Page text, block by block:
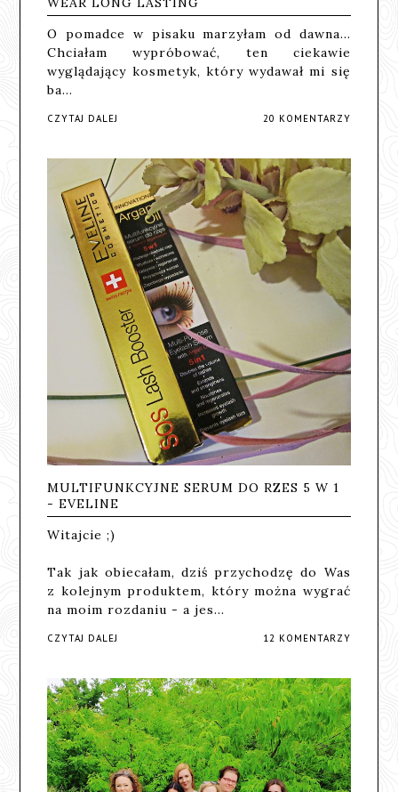
O pomadce w pisaku marzyłam od dawna...
Chciałam wypróbować, ten ciekawie
wyglądający kosmetyk, który wydawał mi się
ba…
CZYTAJ DALEJ 20 KOMENTARZY
MULTIFUNKCYJNE SERUM DO RZES 5 W 1
- EVELINE
Witajcie ;)
Tak jak obiecałam, dziś przychodzę do Was
z kolejnym produktem, który można wygrać
na moim rozdaniu - a jes…
CZYTAJ DALEJ 12 KOMENTARZY